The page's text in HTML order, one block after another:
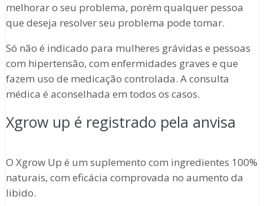
melhorar o seu problema, porém qualquer pessoa
que deseja resolver seu problema pode tomar.
Só não é indicado para mulheres grávidas e pessoas
com hipertensão, com enfermidades graves e que
fazem uso de medicação controlada. A consulta
médica é aconselhada em todos os casos.
Xgrow up é registrado pela anvisa
O Xgrow Up é um suplemento com ingredientes 100%
naturais, com eficácia comprovada no aumento da
libido.